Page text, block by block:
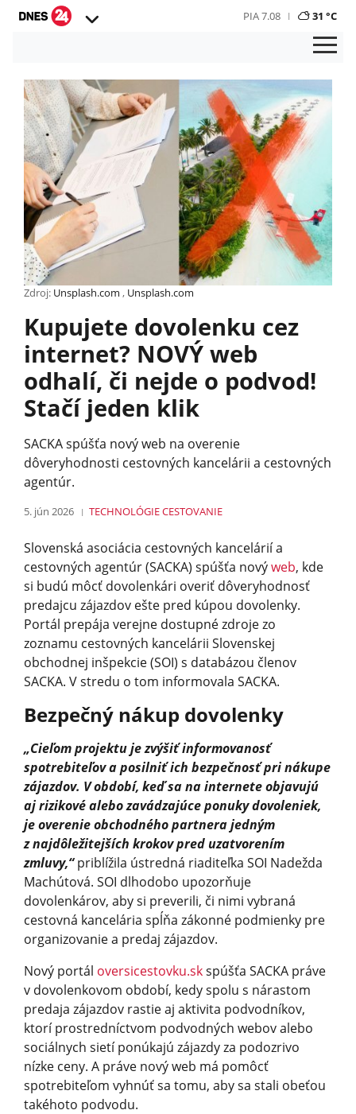
PIA 7.08 31 °C
Zdroj: Unsplash.com , Unsplash.com
Kupujete dovolenku cez
internet? NOVÝ web
odhalí, či nejde o podvod!
Stačí jeden klik
SACKA spúšťa nový web na overenie
dôveryhodnosti cestovných kancelárii a cestovných
agentúr.
5. jún 2026 TECHNOLÓGIECESTOVANIE
Slovenská asociácia cestovných kancelárií a
cestovných agentúr (SACKA) spúšťa novýweb, kde
si budú môcť dovolenkári overiť dôveryhodnosť
predajcu zájazdov ešte pred kúpou dovolenky.
Portál prepája verejne dostupné zdroje zo
zoznamu cestovných kancelárii Slovenskej
obchodnej inšpekcie (SOI) s databázou členov
SACKA. V stredu o tom informovala SACKA.
Bezpečný nákup dovolenky
„Cieľom projektu je zvýšiť informovanosť
spotrebiteľov a posilniť ich bezpečnosť pri nákupe
zájazdov. V období, keď sa na internete objavujú
aj rizikové alebo zavádzajúce ponuky dovoleniek,
je overenie obchodného partnera jedným
z najdôležitejších krokov pred uzatvorením
zmluvy,“priblížila ústredná riaditeľka SOI Nadežda
Machútová. SOI dlhodobo upozorňuje
dovolenkárov, aby si preverili, či nimi vybraná
cestovná kancelária spĺňa zákonné podmienky pre
organizovanie a predaj zájazdov.
Nový portál oversicestovku.skspúšťa SACKA práve
v dovolenkovom období, kedy spolu s nárastom
predaja zájazdov rastie aj aktivita podvodníkov,
ktorí prostredníctvom podvodných webov alebo
sociálnych sietí ponúkajú zájazdy za podozrivo
nízke ceny. A práve nový web má pomôcť
spotrebiteľom vyhnúť sa tomu, aby sa stali obeťou
takéhoto podvodu.